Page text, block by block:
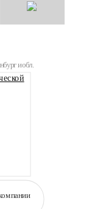
и обл.